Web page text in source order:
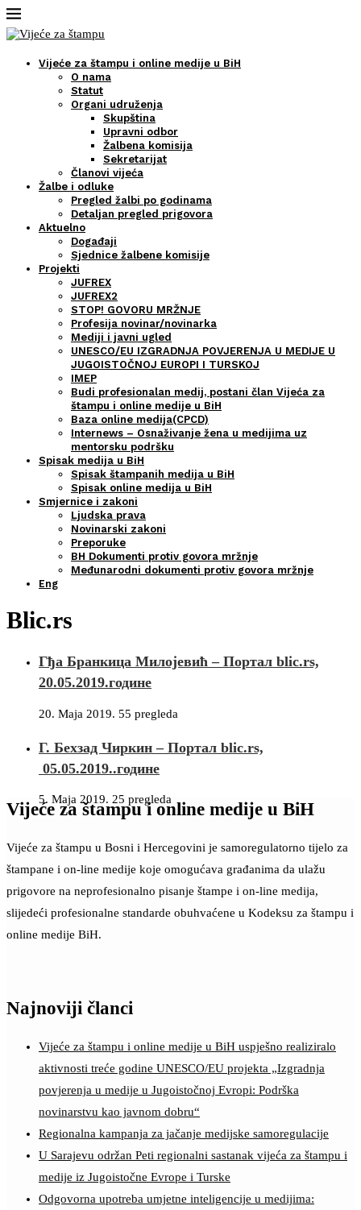
Vijeće za štampu i online medije u BiH
O nama
Statut
Organi udruženja
Skupština
Upravni odbor
Žalbena komisija
Sekretarijat
Članovi vijeća
Žalbe i odluke
Pregled žalbi po godinama
Detaljan pregled prigovora
Aktuelno
Događaji
Sjednice žalbene komisije
Projekti
JUFREX
JUFREX2
STOP! GOVORU MRŽNJE
Profesija novinar/novinarka
Mediji i javni ugled
UNESCO/EU IZGRADNJA POVJERENJA U MEDIJE U
JUGOISTOČNOJ EUROPI I TURSKOJ
IMEP
Budi profesionalan medij, postani član Vijeća za
štampu i online medije u BiH
Baza online medija(CPCD)
Internews – Osnaživanje žena u medijima uz
mentorsku podršku
Spisak medija u BiH
Spisak štampanih medija u BiH
Spisak online medija u BiH
Smjernice i zakoni
Ljudska prava
Novinarski zakoni
Preporuke
BH Dokumenti protiv govora mržnje
Međunarodni dokumenti protiv govora mržnje
Eng
Blic.rs
Гђа Бранкица Милојевић – Портал blic.rs,
20.05.2019.године
20. Maja 2019. 55 pregleda
Г. Бехзад Чиркин – Портал blic.rs,
05.05.2019..године
5. Maja 2019. 25 pregleda
Vijeće za štampu i online medije u BiH
Vijeće za štampu u Bosni i Hercegovini je samoregulatorno tijelo za
štampane i on-line medije koje omogućava građanima da ulažu
prigovore na neprofesionalno pisanje štampe i on-line medija,
slijedeći profesionalne standarde obuhvaćene u Kodeksu za štampu i
online medije BiH.
Najnoviji članci
Vijeće za štampu i online medije u BiH uspješno realiziralo
aktivnosti treće godine UNESCO/EU projekta „Izgradnja
povjerenja u medije u Jugoistočnoj Evropi: Podrška
novinarstvu kao javnom dobru“
Regionalna kampanja za jačanje medijske samoregulacije
U Sarajevu održan Peti regionalni sastanak vijeća za štampu i
medije iz Jugoistočne Evrope i Turske
Odgovorna upotreba umjetne inteligencije u medijima: